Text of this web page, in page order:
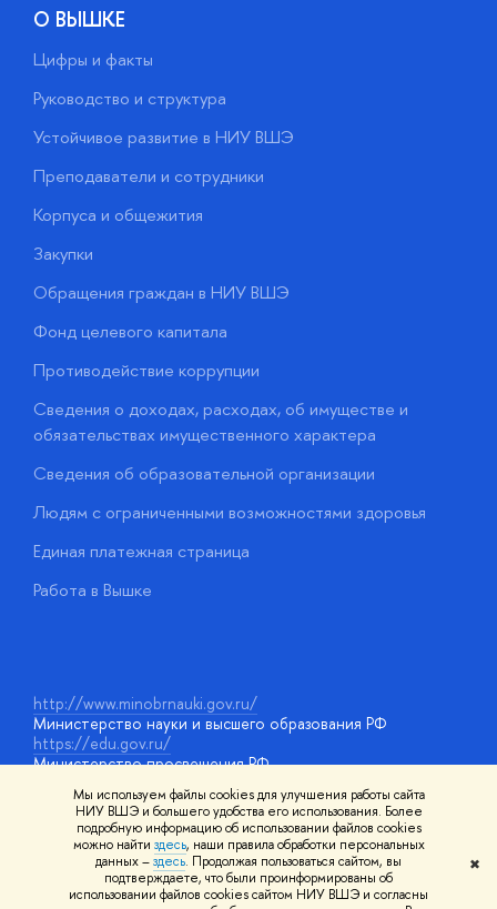
Мы используем файлы cookies для улучшения работы сайта
НИУ ВШЭ и большего удобства его использования. Более
подробную информацию об использовании файлов cookies
можно найти здесь, наши правила обработки персональных
данных –здесь. Продолжая пользоваться сайтом, вы
подтверждаете, что были проинформированы об
использовании файлов cookies сайтом НИУ ВШЭ и согласны
✖
О ВЫШКЕ
Цифры и факты
Руководство и структура
Устойчивое развитие в НИУ ВШЭ
Преподаватели и сотрудники
Корпуса и общежития
Закупки
Обращения граждан в НИУ ВШЭ
Фонд целевого капитала
Противодействие коррупции
Сведения о доходах, расходах, об имуществе и
обязательствах имущественного характера
Сведения об образовательной организации
Людям с ограниченными возможностями здоровья
Единая платежная страница
Работа в Вышке
http://www.minobrnauki.gov.ru/
Министерство науки и высшего образования РФ
https://edu.gov.ru/
Министерство просвещения РФ
Массовые открытые онлайн-курсы
© НИУ ВШЭ 1993–2026 Адреса и контактыУсловия
использования материалов Политика конфиденциальности